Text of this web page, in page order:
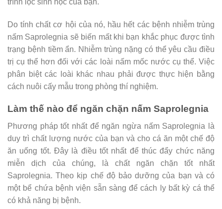
trình lọc sinh học của bạn.
Do tính chất cơ hội của nó, hầu hết các bệnh nhiễm trùng
nấm Saprolegnia sẽ biến mất khi bạn khắc phục được tình
trạng bệnh tiềm ẩn. Nhiễm trùng nặng có thể yêu cầu điều
trị cụ thể hơn đối với các loài nấm mốc nước cụ thể. Việc
phân biệt các loài khác nhau phải được thực hiện bằng
cách nuôi cấy mẫu trong phòng thí nghiệm.
Làm thế nào để ngăn chặn nấm Saprolegnia
Phương pháp tốt nhất để ngăn ngừa nấm Saprolegnia là
duy trì chất lượng nước của bạn và cho cá ăn một chế độ
ăn uống tốt. Đây là điều tốt nhất để thúc đẩy chức năng
miễn dịch của chúng, là chất ngăn chặn tốt nhất
Saprolegnia. Theo kịp chế độ bảo dưỡng của bạn và có
một bể chứa bệnh viện sẵn sàng để cách ly bất kỳ cá thể
có khả năng bị bệnh.